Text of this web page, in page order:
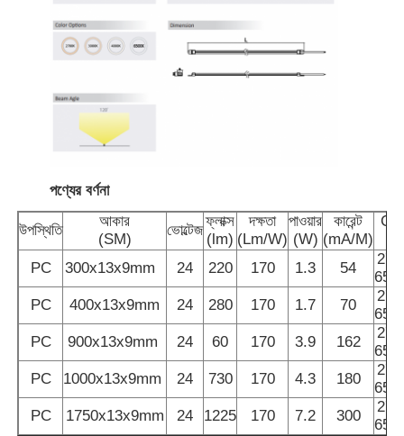
পণ্য
আমাদের সম্পর্কে
পণ্যের বর্ণনা
উপস্থিতি
আকার
(SM)
ভোল্টেজ
ফ্লাক্স
(lm)
দক্ষতা
(Lm/W)
পাওয়ার
(W)
কারেন্ট
(mA/M)
PC
300x13x9mm 24 220 170 1.3 54
PC
400x13x9mm 24 280 170 1.7 70
PC
900x13x9mm 24 60 170 3.9 162
PC
1000x13x9mm 24 730 170 4.3 180
PC
1750x13x9mm 24 1225 170 7.2 300